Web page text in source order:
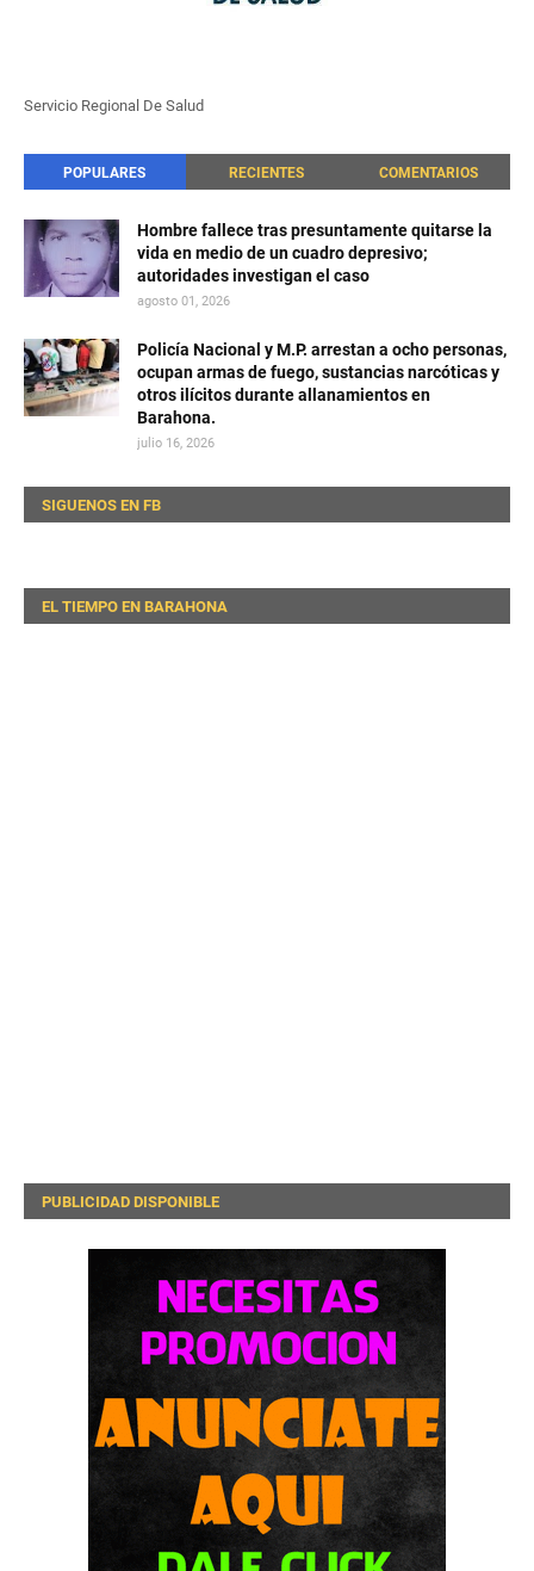
Servicio Regional De Salud
POPULARES RECIENTES COMENTARIOS
Hombre fallece tras presuntamente quitarse la
vida en medio de un cuadro depresivo;
autoridades investigan el caso
agosto 01, 2026
Policía Nacional y M.P. arrestan a ocho personas,
ocupan armas de fuego, sustancias narcóticas y
otros ilícitos durante allanamientos en
Barahona.
julio 16, 2026
SIGUENOS EN FB
EL TIEMPO EN BARAHONA
PUBLICIDAD DISPONIBLE